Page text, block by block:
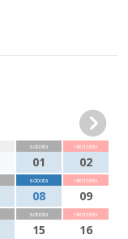
sobota
01
niedziela
02
sobota
08
niedziela
09
sobota
15
niedziela
16